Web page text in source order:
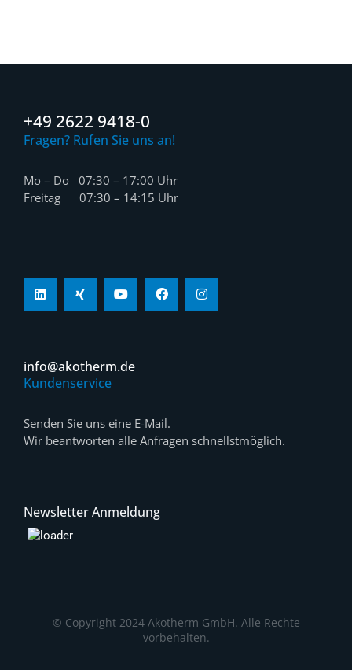
+49 2622 9418-0
Fragen? Rufen Sie uns an!
Mo – Do 07:30 – 17:00 Uhr
Freitag 07:30 – 14:15 Uhr
info@akotherm.de
Kundenservice
Senden Sie uns eine E-Mail.
Wir beantworten alle Anfragen schnellstmöglich.
Newsletter Anmeldung
© Copyright 2024 Akotherm GmbH. Alle Rechte
vorbehalten.